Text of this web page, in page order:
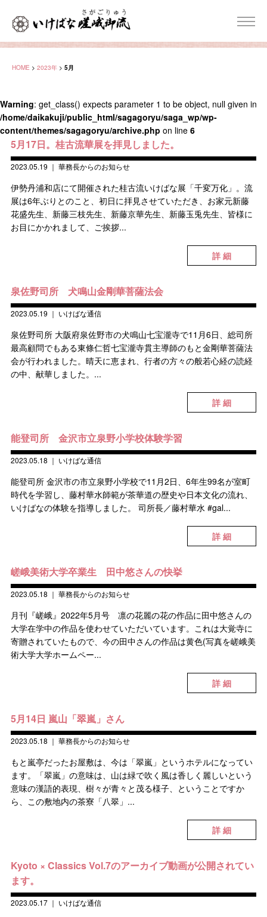
HOME > 2023年 > 5月
Warning: get_class() expects parameter 1 to be object, null given in
/home/daikakuji/public_html/sagagoryu/saga_wp/wp-
content/themes/sagagoryu/archive.php on line 6
5月17日。桂古流華展を拝見しました。
2023.05.19 ｜ 華務長からのお知らせ
伊勢丹浦和店にて開催された桂古流いけばな展「千変万化」。流
展は6年ぶりとのこと、初日に拝見させていただき、お家元新藤
花盛先生、新藤三枝先生、新藤京華先生、新藤玉兎先生、皆様に
お目にかかれまして、ご挨拶...
詳 細
泉佐野司所 犬鳴山金剛華菩薩法会
2023.05.19 ｜ いけばな通信
泉佐野司所 大阪府泉佐野市の犬鳴山七宝瀧寺で11月6日、総司所
最高顧問でもある東條仁哲七宝瀧寺貫主導師のもと金剛華菩薩法
会が行われました。晴天に恵まれ、行者の方々の般若心経の読経
の中、献華しました。...
詳 細
能登司所 金沢市立泉野小学校体験学習
2023.05.18 ｜ いけばな通信
能登司所 金沢市の市立泉野小学校で11月2日、6年生99名が室町
時代を学習し、藤村華水師範が茶華道の歴史や日本文化の流れ、
いけばなの体験を指導しました。 司所長／藤村華水 #gal...
詳 細
嵯峨美術大学卒業生 田中悠さんの快挙
2023.05.18 ｜ 華務長からのお知らせ
月刊『嵯峨』2022年5月号 凛の花麗の花の作品に田中悠さんの
大学在学中の作品を使わせていただいています。これは大覚寺に
寄贈されていたもので、今の田中さんの作品は黄色(写真を嵯峨美
術大学大学ホームペー...
詳 細
5月14日 嵐山「翠嵐」さん
2023.05.18 ｜ 華務長からのお知らせ
もと嵐亭だったお屋敷は、今は「翠嵐」というホテルになってい
ます。「翠嵐」の意味は、山は緑で吹く風は香しく麗しいという
意味の漢語的表現、樹々が青々と茂る様子、ということですか
ら、この敷地内の茶寮「八翠」...
詳 細
Kyoto × Classics Vol.7のアーカイブ動画が公開されてい
ます。
2023.05.17｜ いけばな通信